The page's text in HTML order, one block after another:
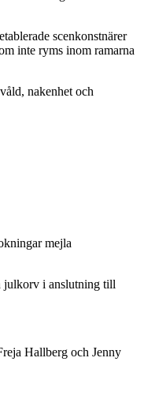
scenkonstnärer
inte ryms inom ramarna
nakenhet och
mejla
julkorv i anslutning till
Hallberg och Jenny